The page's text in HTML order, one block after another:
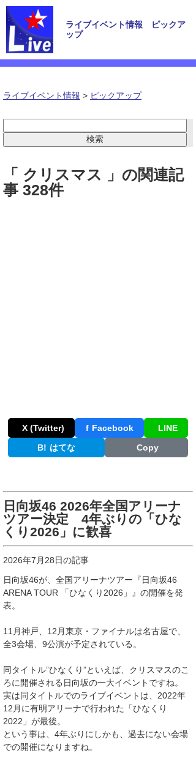
ライブイベント情報 ピックア
ップ
ライブイベント情報 > ピックアップ
「 クリスマス 」の関連記
事 328件
X (Twitter) f Facebook
LINE
B! はてな Copy
日向坂46 2026年全国アリーナ
ツアー決定 4年ぶりの「ひな
くり2026」に歓喜
2026年7月28日の記事
日向坂46が、全国アリーナツアー『日向坂46
ARENA TOUR 「ひなくり2026」』の開催を発
表。
11月神戸、12月東京・ファイナルは名古屋で、
全3会場、9公演が予定されている。
同タイトル”ひなくり”といえば、クリスマスのこ
ろに開催される日向坂の一大イベントですね。
実は同タイトルでのライブイベントは、2022年
12月に有明アリーナで行われた「ひなくり
2022」が最後。
という事は、4年ぶりにしかも、過去にない会場
での開催になりますね。